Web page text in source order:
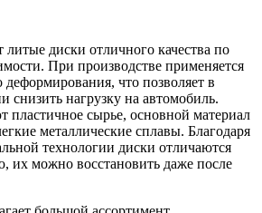
диски отличного качества по
При производстве применяется
деформирования, что позволяет в
снизить нагрузку на автомобиль.
сырье, основной материал
металлические сплавы. Благодаря
технологии диски отличаются
их можно восстановить даже после